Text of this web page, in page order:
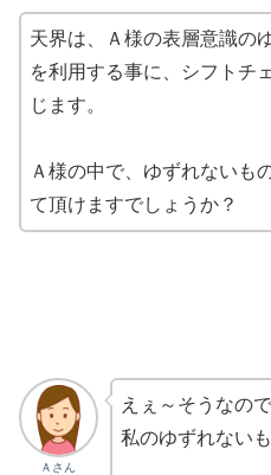
天界は、Ａ様の表層意識の
を利用する事に、シフトチ
じます。
Ａ様の中で、ゆずれないも
て頂けますでしょうか？
Ａさん
えぇ～そうなの
私のゆずれない